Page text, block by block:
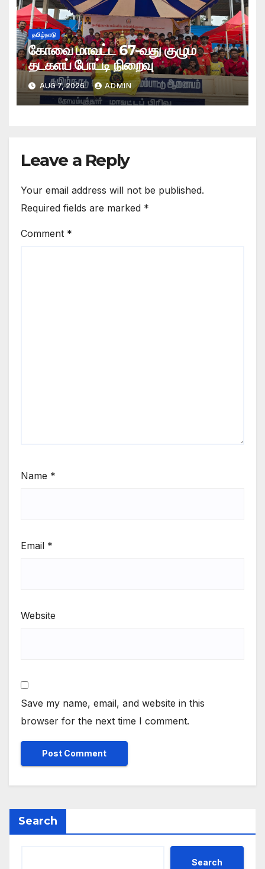
தமிழ்நாடு
கோவை மாவட்ட 67-வது குழும
தடகளப் போட்டி நிறைவு
AUG 7, 2026 ADMIN
Leave a Reply
Your email address will not be published.
Required fields are marked *
Comment *
Name *
Email *
Website
Save my name, email, and website in this
browser for the next time I comment.
Search
Search